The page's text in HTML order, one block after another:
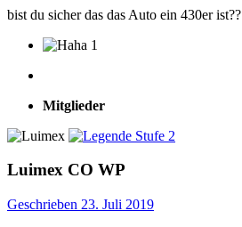
bist du sicher das das Auto ein 430er ist??
1
Mitglieder
Luimex CO WP
Geschrieben 23. Juli 2019